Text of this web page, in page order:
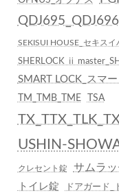
QDJ695_QDJ696
SEKISUI HOUSE_セキスイ
SHERLOCK ⅱ
SMART LOCK_スマ
TM_TMB_TME
TSA
USHIN-
クレセント錠 サムラ
トイレ錠
ドアガード_